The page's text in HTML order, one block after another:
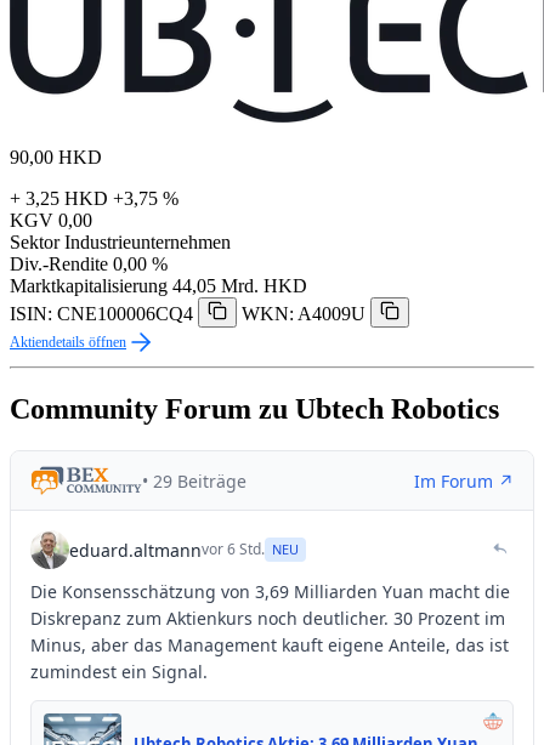
90,00 HKD
+ 3,25 HKD +3,75 %
KGV 0,00
Sektor Industrieunternehmen
Div.-Rendite 0,00 %
Marktkapitalisierung 44,05 Mrd. HKD
ISIN: CNE100006CQ4
WKN: A4009U
Aktiendetails öffnen
Community Forum zu Ubtech Robotics